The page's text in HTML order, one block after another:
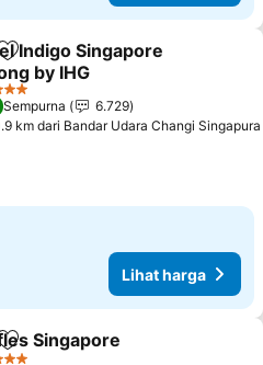
Tambahkan ke favorit
Indigo Singapore
by IHG
harga
Sempurna
6.729
km dari Bandar Udara Changi Singapura
Lihat harga
Tambahkan ke favorit
Singapore